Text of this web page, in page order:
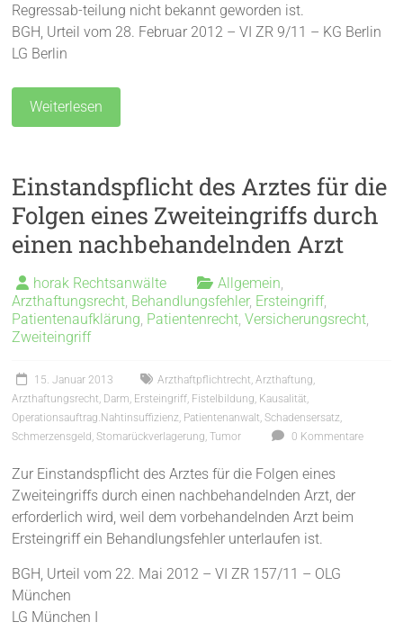
Regressab-teilung nicht bekannt geworden ist.
BGH, Urteil vom 28. Februar 2012 – VI ZR 9/11 – KG Berlin
LG Berlin
Weiterlesen
Einstandspflicht des Arztes für die
Folgen eines Zweiteingriffs durch
einen nachbehandelnden Arzt
horak Rechtsanwälte Allgemein
Arzthaftungsrecht Behandlungsfehler, Ersteingriff,
Patientenaufklärung Patientenrecht ,Versicherungsrecht
Zweiteingriff
15. Januar 2013 Arzthaftpflichtrecht ,Arzthaftung
Arzthaftungsrecht Darm Ersteingriff Fistelbildung Kausalität
Operationsauftrag.Nahtinsuffizienz Patientenanwalt ,Schadensersatz
Schmerzensgeld ,Stomarückverlagerung ,Tumor 0 Kommentare
Zur Einstandspflicht des Arztes für die Folgen eines
Zweiteingriffs durch einen nachbehandelnden Arzt, der
erforderlich wird, weil dem vorbehandelnden Arzt beim
Ersteingriff ein Behandlungsfehler unterlaufen ist.
BGH, Urteil vom 22. Mai 2012 – VI ZR 157/11 – OLG
München
LG München I